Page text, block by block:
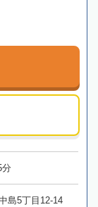
島5丁目12-14